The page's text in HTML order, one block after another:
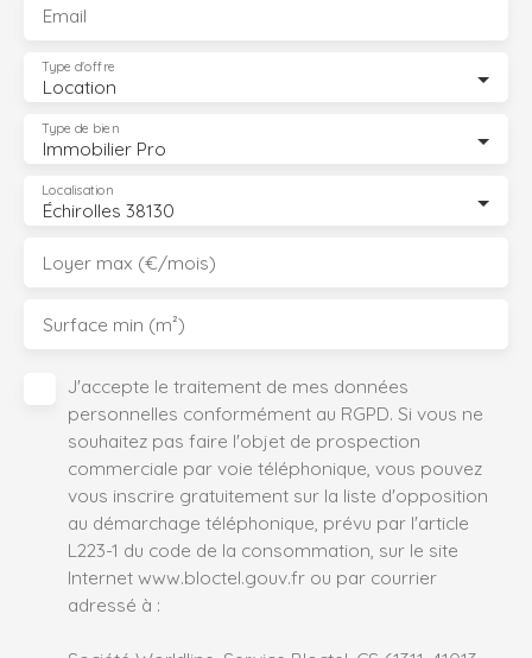
Email
Location
Type d'offre
Immobilier Pro
Type de bien
Échirolles 38130
Localisation
Loyer max (€/mois)
Surface min (m²)
J'accepte le traitement de mes données
personnelles conformément au RGPD. Si vous ne
souhaitez pas faire l'objet de prospection
commerciale par voie téléphonique, vous pouvez
vous inscrire gratuitement sur la liste d'opposition
au démarchage téléphonique, prévu par l'article
L223-1 du code de la consommation, sur le site
Internet www.bloctel.gouv.fr ou par courrier
adressé à :